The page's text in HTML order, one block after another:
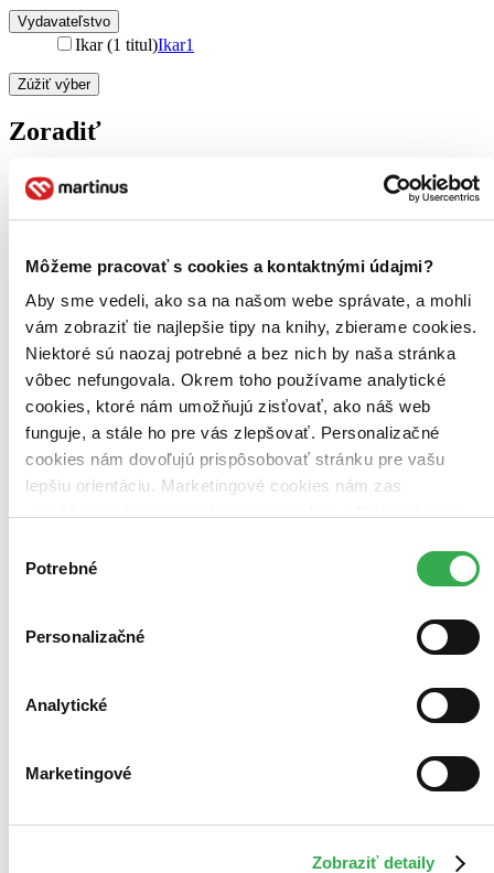
Môžeme pracovať s cookies a kontaktnými údajmi?
Aby sme vedeli, ako sa na našom webe správate, a mohli
vám zobraziť tie najlepšie tipy na knihy, zbierame cookies.
Niektoré sú naozaj potrebné a bez nich by naša stránka
vôbec nefungovala. Okrem toho používame analytické
cookies, ktoré nám umožňujú zisťovať, ako náš web
funguje, a stále ho pre vás zlepšovať. Personalizačné
cookies nám dovoľujú prispôsobovať stránku pre vašu
lepšiu orientáciu. Marketingové cookies nám zas
keby sme mohli používať všetky tieto cookies. Ďakujeme!
súhlasu
Potrebné
Personalizačné
Analytické
Marketingové
Zobraziť detaily
Vydavateľstvo
Ikar (1 titul)Ikar1
Zúžiť výber
Zoradiť
Top hodnotené
Novinky
Najdrahšie
Najvyššia zľava
Použité filtre
Zrušiť filtre
Autor Tomáš Vilčeknové